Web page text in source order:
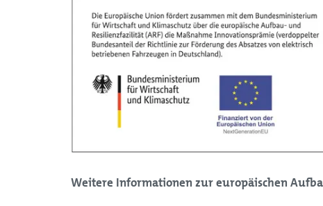
Weitere Informationen zur europäischen